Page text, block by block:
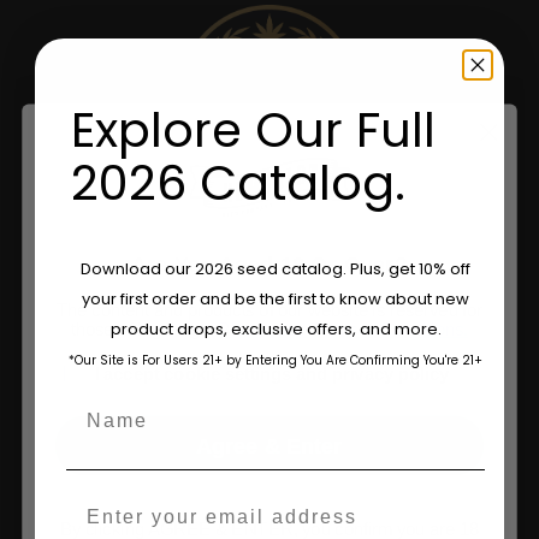
Are You Aged 18 Or Over?
The content and products of our website is reserved for
those of legal age.Please see Terms & Conditions.
age_gapI accept cookie settings and privacy policy
By clicking AGREE & ENTER, you confirm you are 18
Explore Our Full
2026 Catalog.
Download our 2026 seed catalog. Plus, get 10% off
your first order and be the first to know about new
product drops, exclusive offers, and more.
*Our Site is For Users 21+ by Entering You Are Confirming You're 21+